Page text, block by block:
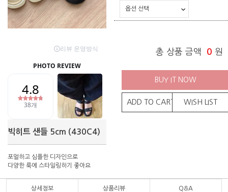
빅히트 샌들 5cm (430C4)
포멀하고 심플한 디자인으로
다양한 룩에 스타일링하기 좋아요
총 상품 금액 0 원
BUY IT NOW
ADD TO CART WISH LIST
상세정보 상품리뷰 Q&A